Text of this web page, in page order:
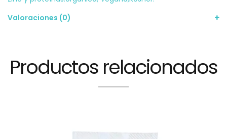
Valoraciones (0)
Productos relacionados